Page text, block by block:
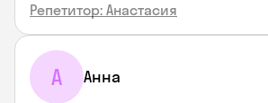
Репетитор: Анастасия
А Анна